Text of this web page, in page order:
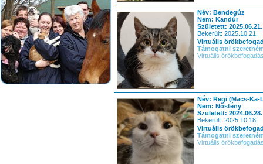
Név: Bendegúz
Nem: Kandúr
Született: 2025.06.21.
Bekerült: 2025.10.21.
Virtuális
Támogatni
Virtuális
Név: Regi (Macs-Ka-
Nem: Nőstény
Született: 2024.06.28.
Bekerült: 2025.10.18.
Virtuális
Támogatni
Virtuális